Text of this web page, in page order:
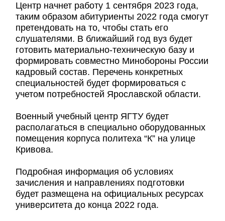
Центр начнет работу 1 сентября 2023 года,
таким образом абитуриенты 2022 года смогут
претендовать на то, чтобы стать его
слушателями. В ближайший год вуз будет
готовить материально-техническую базу и
формировать совместно Минобороны России
кадровый состав. Перечень конкретных
специальностей будет формироваться с
учетом потребностей Ярославской области.
Военный учебный центр ЯГТУ будет
располагаться в специально оборудованных
помещения корпуса политеха “К” на улице
Кривова.
Подробная информация об условиях
зачисления и направлениях подготовки
будет размещена на официальных ресурсах
университета до конца 2022 года.